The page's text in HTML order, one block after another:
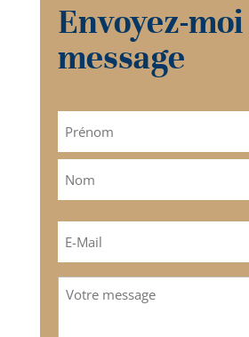
Envoyez-
message
(Nécessaire)
Prénom
mail
Votre
message